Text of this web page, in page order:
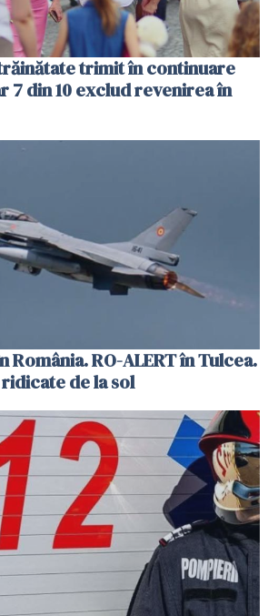
trimit în continuare
7 din 10 exclud revenirea în
România. RO-ALERT în Tulcea.
de la sol